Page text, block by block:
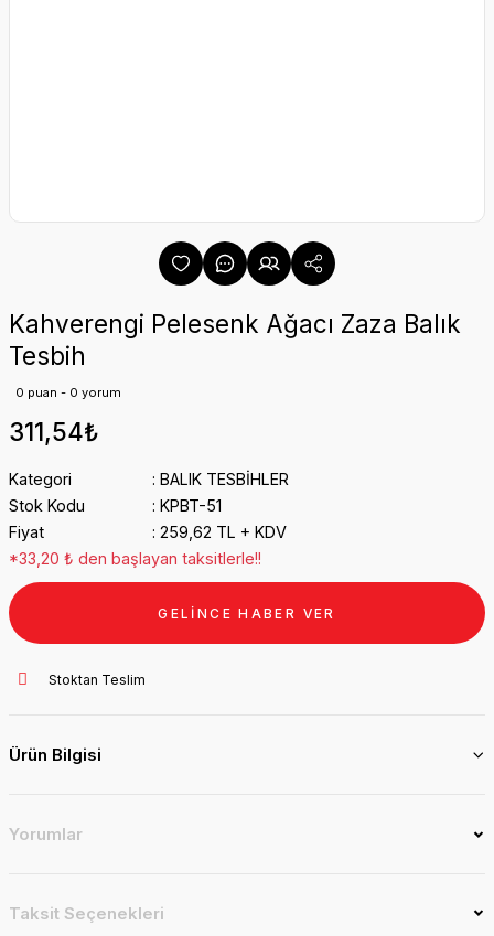
Kahverengi Pelesenk Ağacı Zaza Balık
Tesbih
0 puan - 0 yorum
311,54₺
Kategori
BALIK TESBİHLER
Stok Kodu
KPBT-51
Fiyat
259,62 TL + KDV
*33,20 ₺ den başlayan taksitlerle!!
GELİNCE HABER VER
Stoktan Teslim
Ürün Bilgisi
Yorumlar
Taksit Seçenekleri